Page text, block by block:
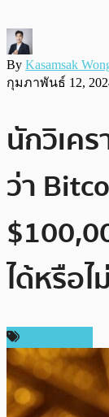
By Kasamsak
กุมภาพันธ์ 12,
นักวิเค
ว่า
ได้หรือไม่